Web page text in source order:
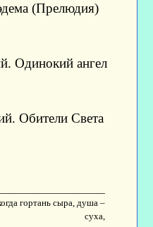
(Прелюдия)
Одинокий ангел
Обители Света
гортань сыра, душа –
суха,